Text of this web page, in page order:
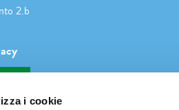
i cookie
2.b